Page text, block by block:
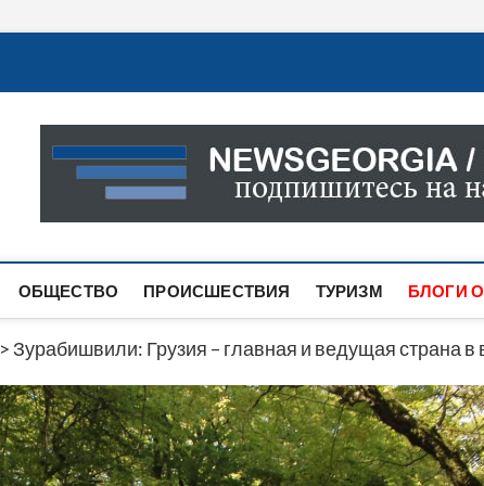
Новости Грузии
САМАЯ АКТУАЛЬНАЯ ИНФОРМАЦИЯ О СОБЫТИЯХ
САЙТЕ ВЫ НАЙДЕТЕ НОВОСТИ ПОЛИТИКИ,
ОБЩЕСТВО ПРОИСШЕСТВИЯ ТУРИЗМ БЛОГИ
>Зурабишвили: Грузия – главная и ведущая страна